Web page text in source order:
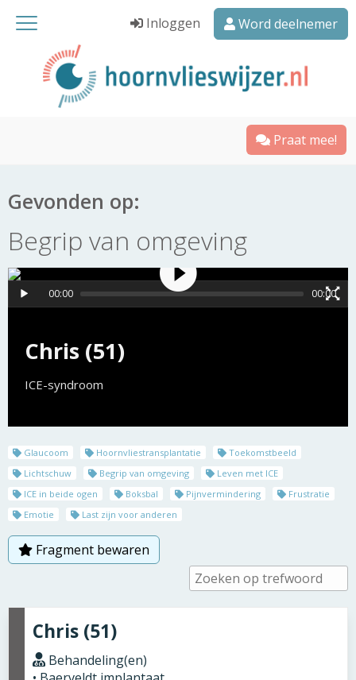
Inloggen Word deelnemer
Praat mee!
Gevonden op:
Begrip van omgeving
Chris (51)
ICE-syndroom
00:00 00:00
Glaucoom Hoornvliestransplantatie
Toekomstbeeld
Lichtschuw
Begrip van omgeving
Leven met ICE
ICE in beide ogen
Boksbal Pijnvermindering
Frustratie
Emotie
Last zijn voor anderen
Fragment bewaren
Chris (51)
Behandeling(en)